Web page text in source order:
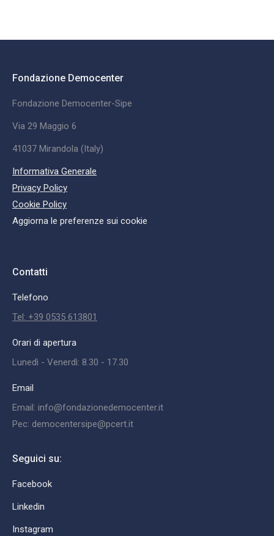
Fondazione Democenter
Fondazione Democenter-Sipe
Via 29 Maggio 6
41037 Mirandola (Italy)
Informativa Generale
Privacy Policy
Cookie Policy
Aggiorna le preferenze sui cookie
Contatti
Telefono
Tel: +39 0535 613801
Orari di apertura
Lunedì - Venerdì: 8.30 - 17.30
Email
Email: info@fondazionedemocenter.it
Pec: democentersipe@pcert.it
Seguici su:
Facebook
Linkedin
Instagram